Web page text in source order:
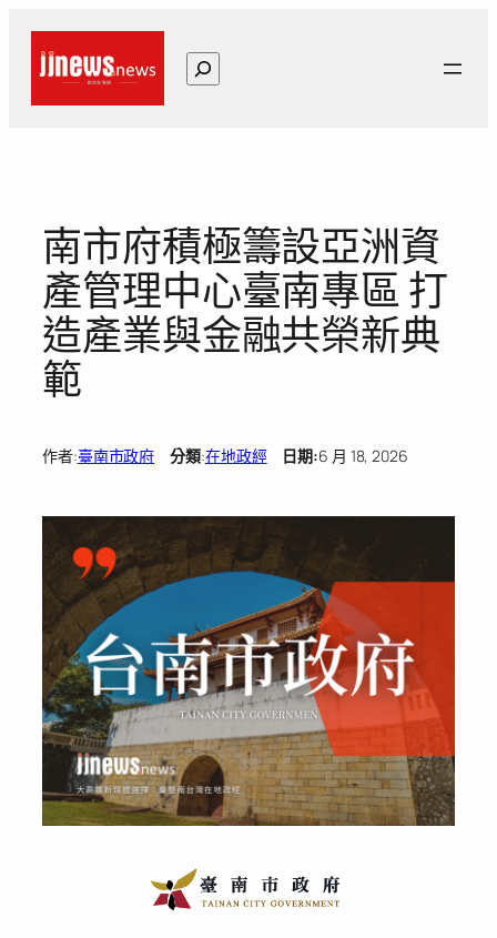
搜
尋
南市府積極籌設亞洲資
產管理中心臺南專區 打
造產業與金融共榮新典
範
作者:臺南市政府 分類:在地政經日期:6 月 18, 2026